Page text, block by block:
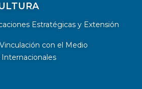
Estratégicas y Extensión
con el Medio